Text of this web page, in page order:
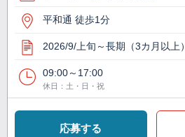
平和通 徒歩1分
2026/9/上旬～長期（3カ月以上）
09:00～17:00
休日：土・日・祝
応募する